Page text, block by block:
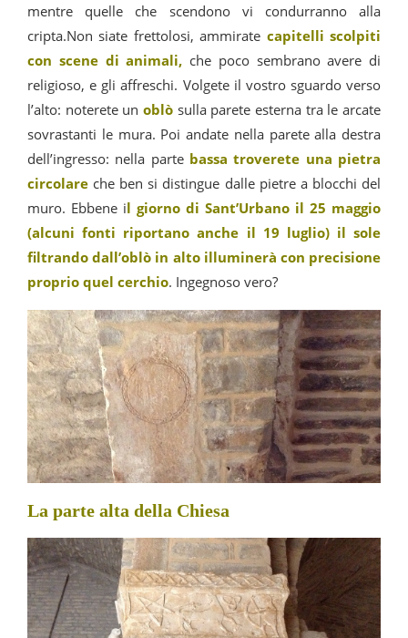
mentre quelle che scendono vi condurranno alla
cripta.Non siate frettolosi, ammirate capitelli scolpiti
con scene di animali, che poco sembrano avere di
religioso, e gli affreschi. Volgete il vostro sguardo verso
l’alto: noterete un oblò sulla parete esterna tra le arcate
sovrastanti le mura. Poi andate nella parete alla destra
dell’ingresso: nella parte bassa troverete una pietra
circolare che ben si distingue dalle pietre a blocchi del
muro. Ebbene il giorno di Sant’Urbano il 25 maggio
(alcuni fonti riportano anche il 19 luglio) il sole
filtrando dall’oblò in alto illuminerà con precisione
proprio quel cerchio. Ingegnoso vero?
La parte alta della Chiesa